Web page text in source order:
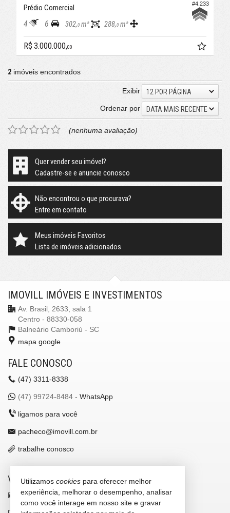
#4.233
Prédio Comercial
4 6 302,0m² 288,0 m²
R$ 3.000.000,00
2 imóveis encontrados
Exibir
12 POR PÁGINA
Ordenar por
DATA MAIS RECENTE
(nenhuma avaliação)
Quer vender seu imóvel?
Cadastre-se e anuncie conosco
Não encontrou o que procurava?
Entre em contato
Meus imóveis Favoritos
Lista de imóveis adicionados
IMOVILL IMÓVEIS E INVESTIMENTOS
Av. Brasil, 2633, sala 1
Centro - 88330-058
Balneário Camboriú - SC
mapa google
FALE CONOSCO
(47) 3311-8338
(47) 99724-8484 - WhatsApp
ligamos para você
pacheco@imovill.com.br
trabalhe conosco
VEJA MAIS
receba nosso newsletter
Utilizamos cookies para oferecer melhor
experiência, melhorar o desempenho, analisar
como você interage em nosso site e gravar